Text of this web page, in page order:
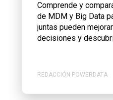
Comprende y
de MDM y Big Data
juntas pueden
decisiones y
REDACCIÓN POWERDATA